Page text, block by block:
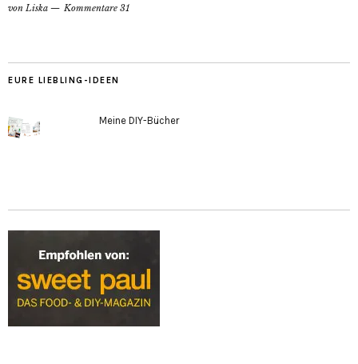
von Liska Kommentare 31
EURE LIEBLING-IDEEN
Meine DIY-Bücher